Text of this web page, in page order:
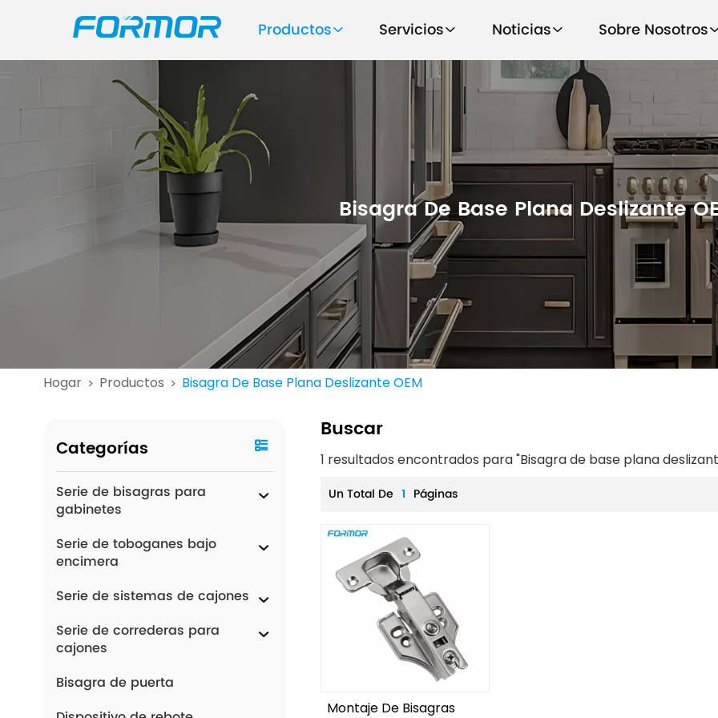
Productos Servicios Noticias Sobre Nosotros
Bisagra De Base Plana Deslizante
Hogar > Productos > Bisagra De Base Plana Deslizante OEM
Categorías
Serie de bisagras para
gabinetes
Serie de toboganes bajo
encimera
Serie de sistemas de cajones
Serie de correderas para
cajones
Bisagra de puerta
Buscar
1 resultados encontrados para "Bisagra de base plana
Un Total De 1 Páginas
Montaje De Bisagras